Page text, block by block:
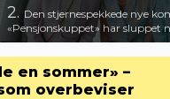
2. Den stjernespekkede nye
«Pensjonskuppet» har sluppet
en sommer» –
overbeviser